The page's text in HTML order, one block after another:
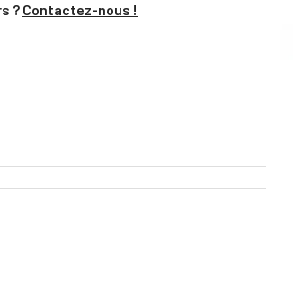
? Contactez-nous !